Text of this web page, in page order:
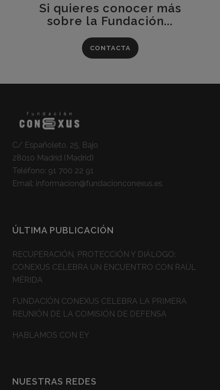
Si quieres conocer más
sobre la Fundación...
CONTACTA
C/ Españoleto, 25, Bajo
28010 Madrid (Madrid)
Teléfono: 91 700 22 91
Email: informacion@fundacionconexus.es
ÚLTIMA PUBLICACIÓN
RECUPERACIÓN, PROTECCIÓN Y DIÁLOGO:
CONEXUS CELEBRA UN ENCUENTRO CON RAÚL
MÉRIDA
FUNDACIÓN CONEXUS CELEBRA LA PRIMERA
REUNIÓN DE LA COMISIÓN DE DEFENSA
HABLAMOS CON EY
NUESTRAS REDES